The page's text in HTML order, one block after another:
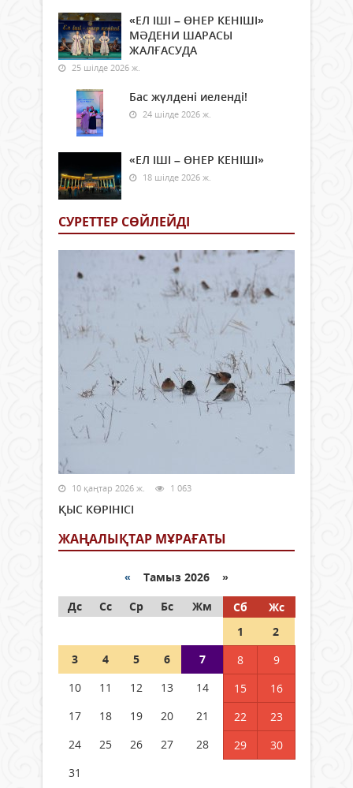
«ЕЛ ІШІ – ӨНЕР КЕНІШІ»
МӘДЕНИ ШАРАСЫ
ЖАЛҒАСУДА
25 шілде 2026 ж.
Бас жүлдені иеленді!
24 шілде 2026 ж.
«ЕЛ ІШІ – ӨНЕР КЕНІШІ»
18 шілде 2026 ж.
СУРЕТТЕР СӨЙЛЕЙДI
10 қаңтар 2026 ж. 1 063
ҚЫС КӨРІНІСІ
ЖАҢАЛЫҚТАР МҰРАҒАТЫ
« Тамыз 2026 »
Дс
Сс Ср Бс Жм Сб
Жс
1
2
3
4 5 6 7 8
9
10
11 12 13 14 15
16
17
18 19 20 21 22
23
24
25 26 27 28 29
30
31